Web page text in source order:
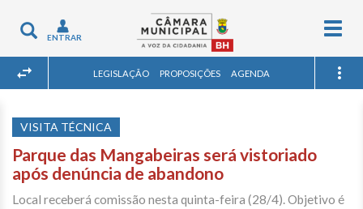
Toggle
navigation
ENTRAR
LEGISLAÇÃO PROPOSIÇÕES AGENDA
VISITA TÉCNICA
Parque das Mangabeiras será vistoriado
após denúncia de abandono
Local receberá comissão nesta quinta-feira (28/4). Objetivo é